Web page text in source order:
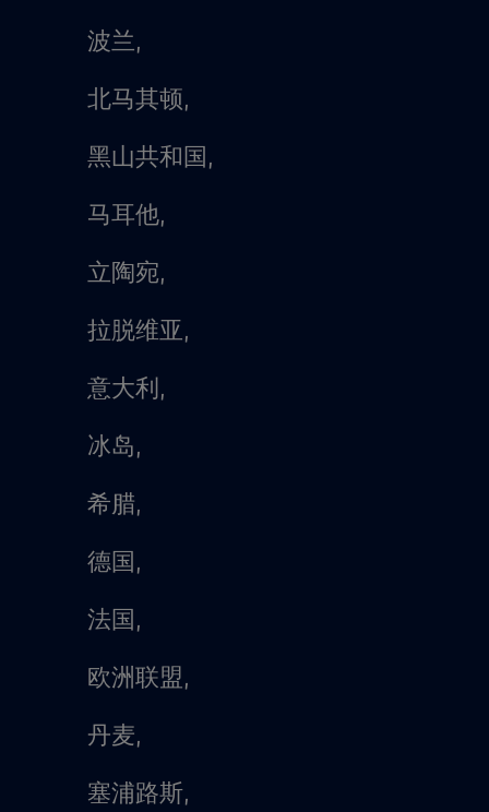
波兰,
北马其顿,
黑山共和国,
马耳他,
立陶宛,
拉脱维亚,
意大利,
冰岛,
希腊,
德国,
法国,
欧洲联盟,
丹麦,
塞浦路斯,